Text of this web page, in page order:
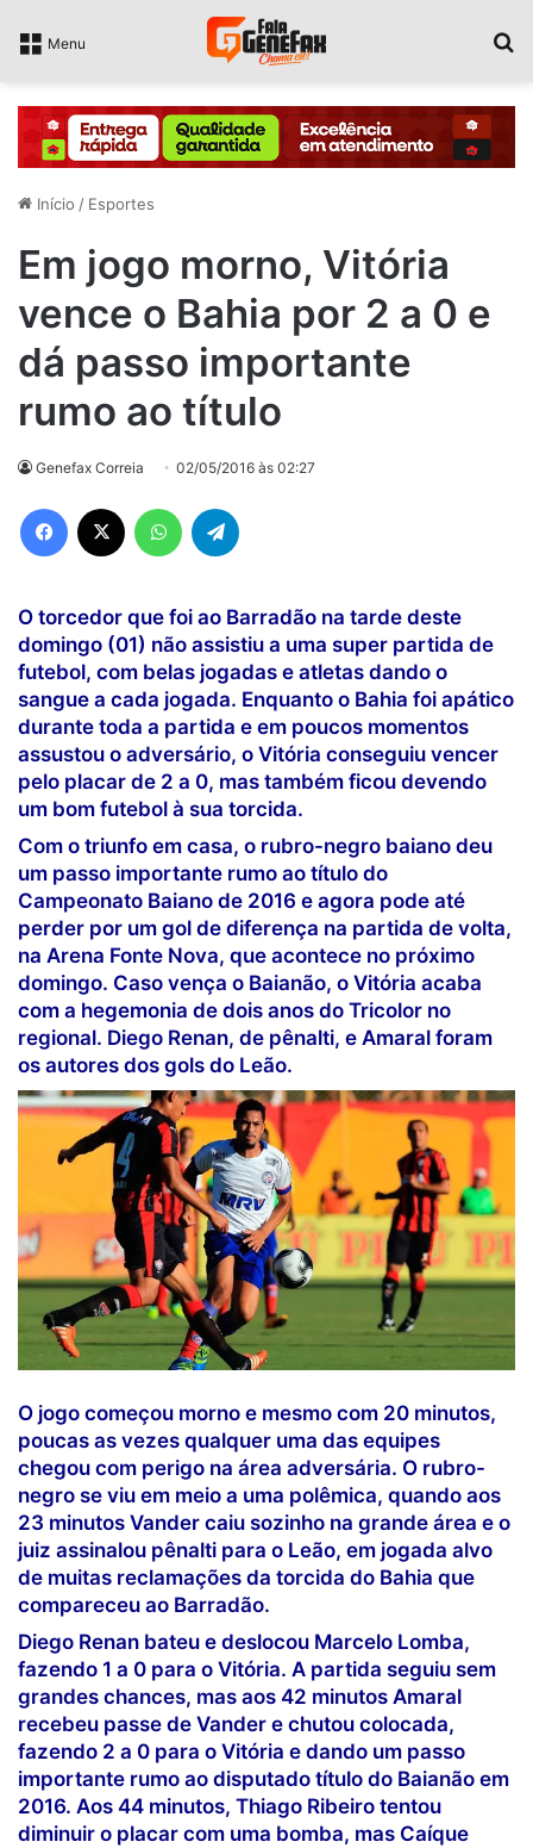
Menu
Início / Esportes
Em jogo morno, Vitória
vence o Bahia por 2 a 0 e
dá passo importante
rumo ao título
Genefax Correia 02/05/2016 às 02:27
Facebook WhatsApp
O torcedor que foi ao Barradão na tarde deste
domingo (01) não assistiu a uma super partida de
futebol, com belas jogadas e atletas dando o
sangue a cada jogada. Enquanto o Bahia foi apático
durante toda a partida e em poucos momentos
assustou o adversário, o Vitória conseguiu vencer
pelo placar de 2 a 0, mas também ficou devendo
um bom futebol à sua torcida.
Com o triunfo em casa, o rubro-negro baiano deu
um passo importante rumo ao título do
Campeonato Baiano de 2016 e agora pode até
perder por um gol de diferença na partida de volta,
na Arena Fonte Nova, que acontece no próximo
domingo. Caso vença o Baianão, o Vitória acaba
com a hegemonia de dois anos do Tricolor no
regional. Diego Renan, de pênalti, e Amaral foram
os autores dos gols do Leão.
O jogo começou morno e mesmo com 20 minutos,
poucas as vezes qualquer uma das equipes
chegou com perigo na área adversária. O rubro-
negro se viu em meio a uma polêmica, quando aos
23 minutos Vander caiu sozinho na grande área e o
juiz assinalou pênalti para o Leão, em jogada alvo
de muitas reclamações da torcida do Bahia que
compareceu ao Barradão.
Diego Renan bateu e deslocou Marcelo Lomba,
fazendo 1 a 0 para o Vitória. A partida seguiu sem
grandes chances, mas aos 42 minutos Amaral
recebeu passe de Vander e chutou colocada,
fazendo 2 a 0 para o Vitória e dando um passo
importante rumo ao disputado título do Baianão em
2016. Aos 44 minutos, Thiago Ribeiro tentou
diminuir o placar com uma bomba, mas Caíque